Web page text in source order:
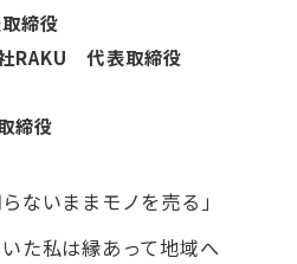
締役
RAKU 代表取締役
締役
ないまま​モノを​売る」
た​私は縁あって​地域へ​